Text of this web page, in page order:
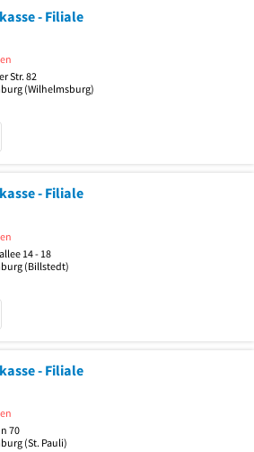
- Filiale
Str. 82
(Wilhelmsburg)
- Filiale
14 - 18
(Billstedt)
- Filiale
70
(St. Pauli)